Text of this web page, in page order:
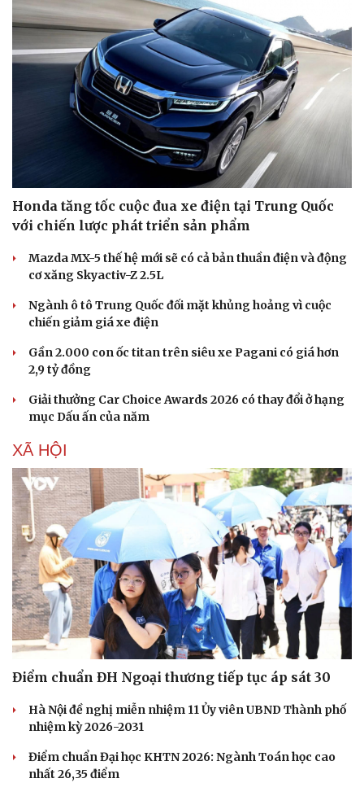
Honda tăng tốc cuộc đua xe điện tại Trung Quốc
với chiến lược phát triển sản phẩm
Mazda MX-5 thế hệ mới sẽ có cả bản thuần điện và động
cơ xăng Skyactiv-Z 2.5L
Ngành ô tô Trung Quốc đối mặt khủng hoảng vì cuộc
chiến giảm giá xe điện
Gần 2.000 con ốc titan trên siêu xe Pagani có giá hơn
2,9 tỷ đồng
Giải thưởng Car Choice Awards 2026 có thay đổi ở hạng
mục Dấu ấn của năm
XÃ HỘI
Điểm chuẩn ĐH Ngoại thương tiếp tục áp sát 30
Hà Nội đề nghị miễn nhiệm 11 Ủy viên UBND Thành phố
nhiệm kỳ 2026-2031
Điểm chuẩn Đại học KHTN 2026: Ngành Toán học cao
nhất 26,35 điểm